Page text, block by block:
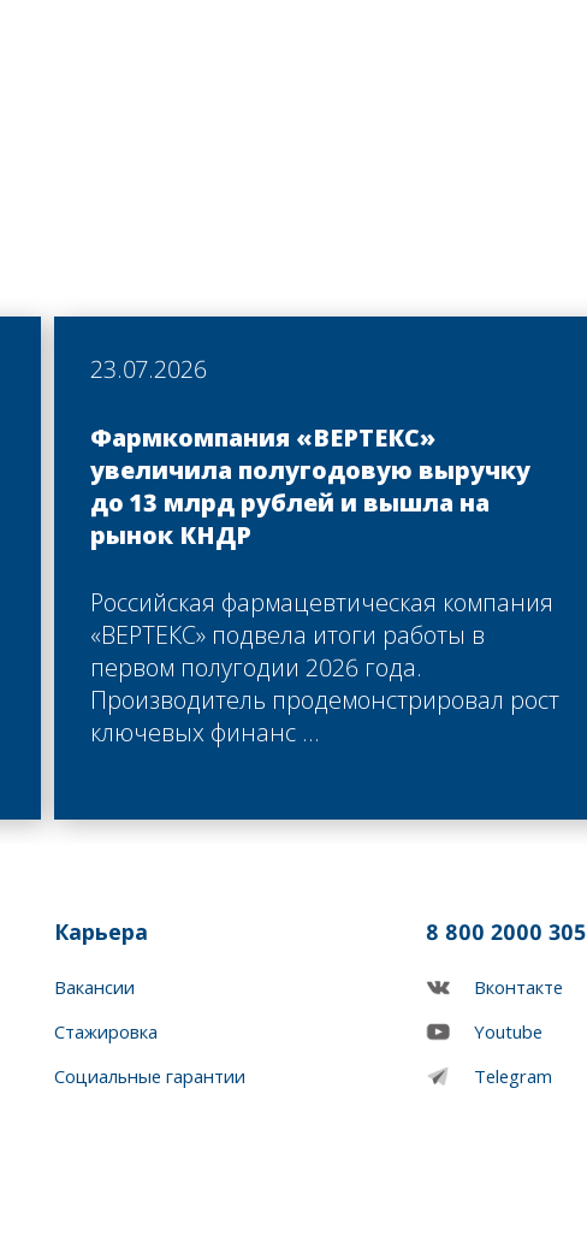
23.07.2026
Фармкомпания «ВЕРТЕКС»
увеличила полугодовую выручку
до 13 млрд рублей и вышла на
рынок КНДР
Российская фармацевтическая компания
«ВЕРТЕКС» подвела итоги работы в
первом полугодии 2026 года.
Производитель продемонстрировал рост
ключевых финанс ...
Карьера
Вакансии
Стажировка
Социальные гарантии
8 800 2000 305
Вконтакте
Youtube
Telegram